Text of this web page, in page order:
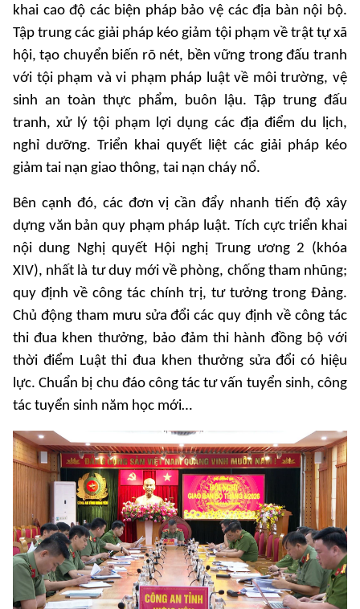
khai cao độ các biện pháp bảo vệ các địa bàn nội bộ.
Tập trung các giải pháp kéo giảm tội phạm về trật tự xã
hội, tạo chuyển biến rõ nét, bền vững trong đấu tranh
với tội phạm và vi phạm pháp luật về môi trường, vệ
sinh an toàn thực phẩm, buôn lậu. Tập trung đấu
tranh, xử lý tội phạm lợi dụng các địa điểm du lịch,
nghỉ dưỡng. Triển khai quyết liệt các giải pháp kéo
giảm tai nạn giao thông, tai nạn cháy nổ.
Bên cạnh đó, các đơn vị cần đẩy nhanh tiến độ xây
dựng văn bản quy phạm pháp luật. Tích cực triển khai
nội dung Nghị quyết Hội nghị Trung ương 2 (khóa
XIV), nhất là tư duy mới về phòng, chống tham nhũng;
quy định về công tác chính trị, tư tưởng trong Đảng.
Chủ động tham mưu sửa đổi các quy định về công tác
thi đua khen thưởng, bảo đảm thi hành đồng bộ với
thời điểm Luật thi đua khen thưởng sửa đổi có hiệu
lực. Chuẩn bị chu đáo công tác tư vấn tuyển sinh, công
tác tuyển sinh năm học mới…